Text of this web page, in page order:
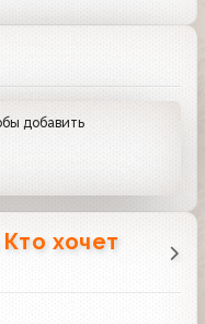
добавить
Кто хочет